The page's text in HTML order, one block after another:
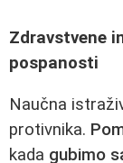
Zdravstvene
pospanosti
Naučna
protivnika.
kada gubimo